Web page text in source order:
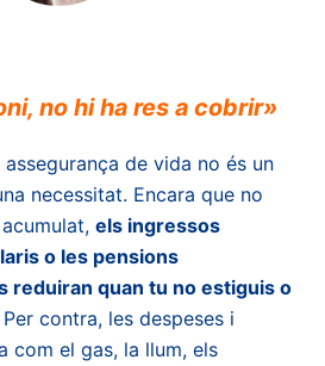
no hi ha res a cobrir»
assegurança de vida no és un
necessitat. Encara que no
els ingressos
o les pensions
reduiran quan tu no estiguis o
Per contra, les despeses i
com el gas, la llum, els